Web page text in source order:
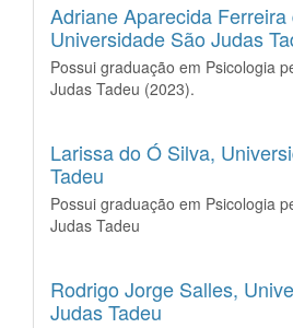
Adriane Aparecida Ferreira
Universidade São Judas
Possui graduação em Psicologia
Judas Tadeu (2023).
Larissa do Ó Silva,
Tadeu
Possui graduação em Psicologia
Judas Tadeu
Rodrigo Jorge Salles,
Judas Tadeu